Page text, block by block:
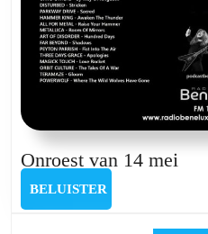
Onroest van 14 mei
mei
BELUISTER